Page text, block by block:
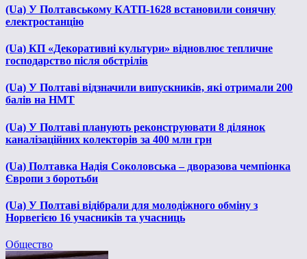
(Ua) У Полтавському КАТП-1628 встановили сонячну
електростанцію
(Ua) КП «Декоративні культури» відновлює тепличне
господарство після обстрілів
(Ua) У Полтаві відзначили випускників, які отримали 200
балів на НМТ
(Ua) У Полтаві планують реконструювати 8 ділянок
каналізаційних колекторів за 400 млн грн
(Ua) Полтавка Надія Соколовська – дворазова чемпіонка
Європи з боротьби
(Ua) У Полтаві відібрали для молодіжного обміну з
Норвегією 16 учасників та учасниць
Общество